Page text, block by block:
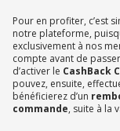
Pour en profiter, c’est
notre plateforme,
exclusivement à nos
compte avant de
d’activer le CashBack
pouvez, ensuite,
bénéficierez d’un
commande, suite à la